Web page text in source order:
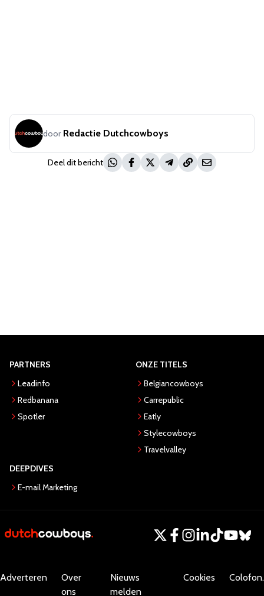
door Redactie Dutchcowboys
Deel dit bericht
PARTNERS
Leadinfo
Redbanana
Spotler
ONZE TITELS
Belgiancowboys
Carrepublic
Eatly
Stylecowboys
Travelvalley
DEEPDIVES
E-mail Marketing
Adverteren
Over
ons
Nieuws
melden
Cookies Colofon.